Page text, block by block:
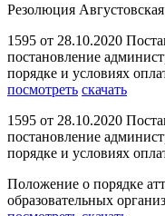
Резолюция
1595 от 28.10.2020
постановление
порядке и условиях
посмотреть скачать
1595 от 28.10.2020
постановление
порядке и условиях
Положение о порядке
образовательных